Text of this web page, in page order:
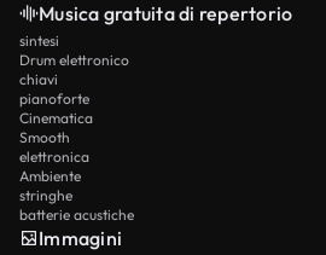
Musica gratuita di repertorio
sintesi
Drum elettronico
chiavi
pianoforte
Cinematica
Smooth
elettronica
Ambiente
stringhe
batterie acustiche
Immagini